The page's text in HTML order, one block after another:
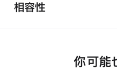
相容性
你可能